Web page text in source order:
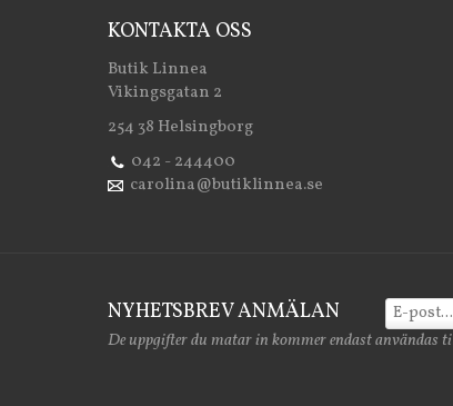
KONTAKTA OSS
Butik Linnea
Vikingsgatan 2
254 38 Helsingborg
042 - 244400
carolina@butiklinnea.se
NYHETSBREV ANMÄLAN
De uppgifter du matar in kommer endast användas